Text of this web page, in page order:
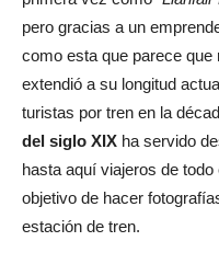
pero gracias a un
como esta que parece
extendió a su longitud
turistas por tren en la
del siglo XIX ha servido
hasta aquí viajeros de
objetivo de hacer
estación de tren.